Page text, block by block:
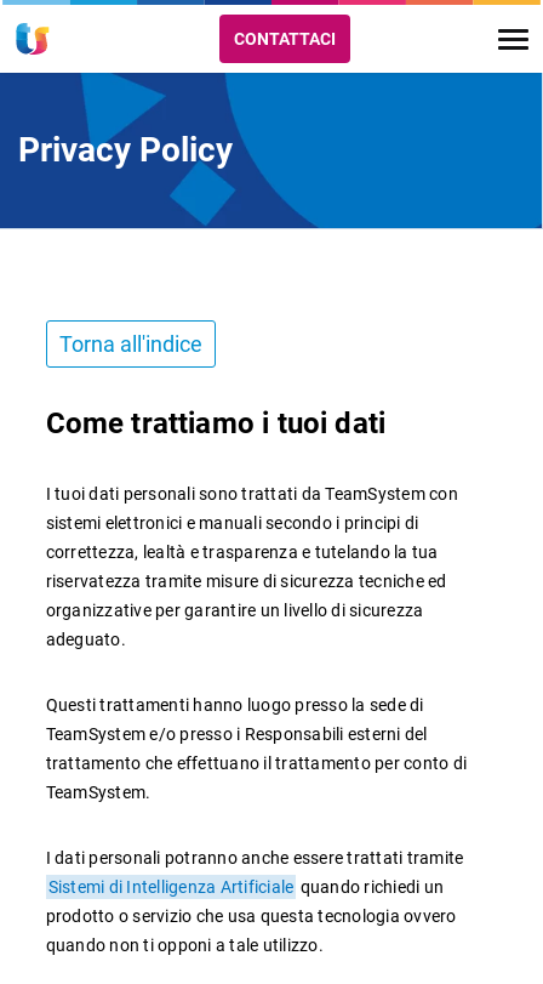
CRM
Ecommerce
Fatturazione
Financial Solutions
CONTATTACI
Privacy Policy
Torna all'indice
Come trattiamo i tuoi dati
I tuoi dati personali sono trattati da TeamSystem con
sistemi elettronici e manuali secondo i principi di
correttezza, lealtà e trasparenza e tutelando la tua
riservatezza tramite misure di sicurezza tecniche ed
organizzative per garantire un livello di sicurezza
adeguato.
Questi trattamenti hanno luogo presso la sede di
TeamSystem e/o presso i Responsabili esterni del
trattamento che effettuano il trattamento per conto di
TeamSystem.
I dati personali potranno anche essere trattati tramite
Sistemi di Intelligenza Artificiale quando richiedi un
prodotto o servizio che usa questa tecnologia ovvero
quando non ti opponi a tale utilizzo.